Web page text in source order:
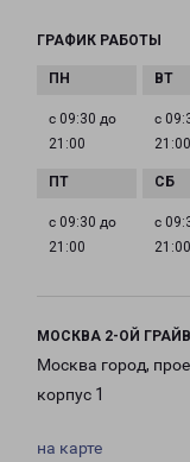
ГРАФИК РАБОТЫ
с 09:30 до
21:00
с
21:00
с 09:30 до
21:00
с
21:00
МОСКВА 2-ОЙ
Москва город,
корпус 1
на карте